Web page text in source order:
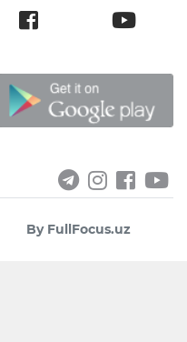
By FullFocus.uz